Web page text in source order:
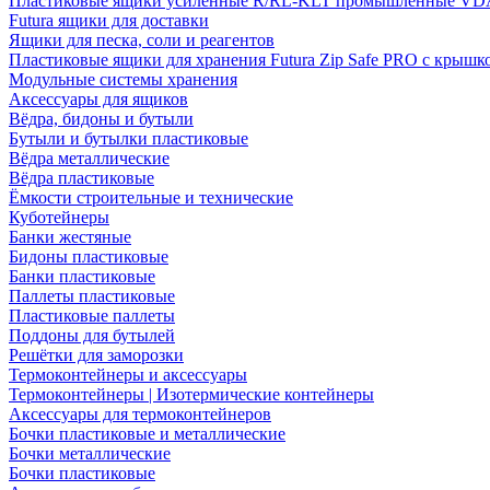
Futura ящики для доставки
Ящики для песка, соли и реагентов
Пластиковые ящики для хранения Futura Zip Safe PRO с
Модульные системы хранения
Аксессуары для ящиков
Вёдра, бидоны и бутыли
Бутыли и бутылки пластиковые
Вёдра металлические
Вёдра пластиковые
Ёмкости строительные и технические
Куботейнеры
Банки жестяные
Бидоны пластиковые
Банки пластиковые
Паллеты пластиковые
Пластиковые паллеты
Поддоны для бутылей
Решётки для заморозки
Термоконтейнеры и аксессуары
Термоконтейнеры | Изотермические контейнеры
Аксессуары для термоконтейнеров
Бочки пластиковые и металлические
Бочки металлические
Бочки пластиковые